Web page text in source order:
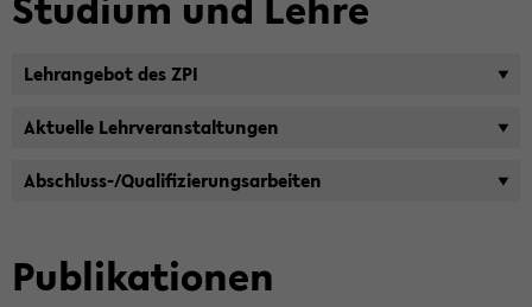
Lehr­an­ge­bot des ZPI
Ak­tu­el­le Lehr­ver­an­stal­tun­gen
Abschluss-​/Qua­li­fi­zie­rungs­ar­bei­ten
Pu­bli­ka­tio­nen